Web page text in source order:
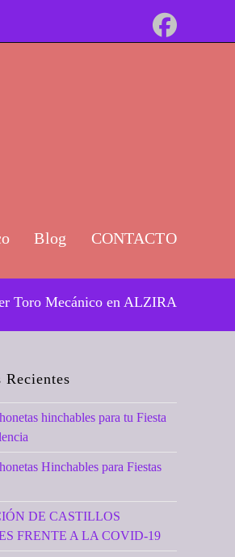
Blog CONTACTO
Toro Mecánico en ALZIRA
Recientes
hinchables para tu Fiesta
Hinchables para Fiestas
DE CASTILLOS
FRENTE A LA COVID-19